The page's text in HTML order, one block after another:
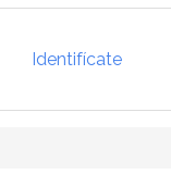
Identifícate